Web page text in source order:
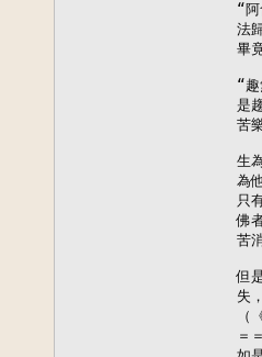
“
法
畢
“
是
苦
生
為
只
佛
苦
但
失
（
＝